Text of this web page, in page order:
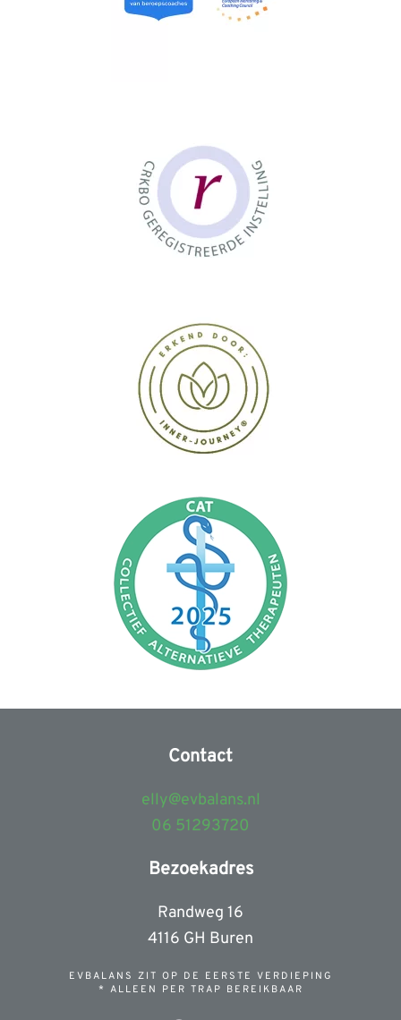
Contact
elly@evbalans.nl
06 51293720
Bezoekadres
Randweg 16
4116 GH Buren
EVBALANS ZIT OP DE EERSTE VERDIEPING
* ALLEEN PER TRAP BEREIKBAAR